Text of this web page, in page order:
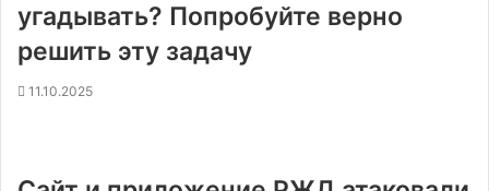
угадывать? Попробуйте верно
решить эту задачу
11.10.2025